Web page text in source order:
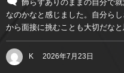
飾らずありのままの自分で
なのかなと感じました。自分ら
から面接に挑むことも大切だなと
K 2026年7月23日